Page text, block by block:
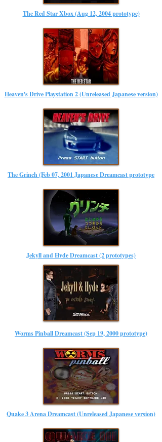
The Red Star Xbox (Aug 12, 2004 prototype)
Heaven's Drive Playstation 2 (Unreleased Japanese version)
The Grinch (Feb 07, 2001 Japanese Dreamcast prototype
Jekyll and Hyde Dreamcast (2 prototypes)
Worms Pinball Dreamcast (Sep 19, 2000 prototype)
Quake 3 Arena Dreamcast (Unreleased Japanese version)